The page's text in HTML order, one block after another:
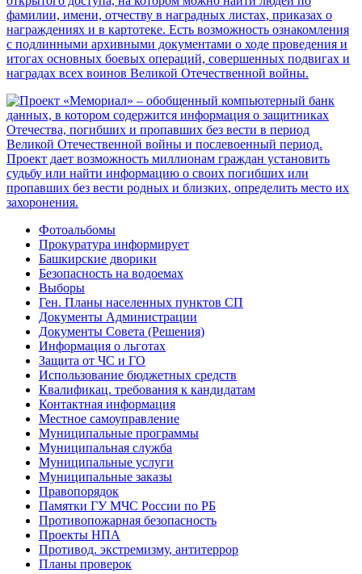
Фотоальбомы
Прокуратура информирует
Башкирские дворики
Безопасность на водоемах
Выборы
Ген. Планы населенных пунктов СП
Документы Администрации
Документы Совета (Решения)
Информация о льготах
Защита от ЧС и ГО
Использование бюджетных средств
Квалификац. требования к кандидатам
Контактная информация
Местное самоуправление
Муниципальные программы
Муниципальная служба
Муниципальные услуги
Муниципальные заказы
Правопорядок
Памятки ГУ МЧС России по РБ
Противопожарная безопасность
Проекты НПА
Противод. экстремизму, антитеррор
Планы проверок